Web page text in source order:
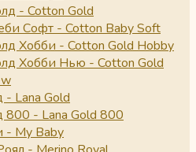
- Cotton Gold
Софт - Cotton Baby Soft
Хобби - Cotton Gold Hobby
Хобби Нью - Cotton Gold
- Lana Gold
800 - Lana Gold 800
My Baby